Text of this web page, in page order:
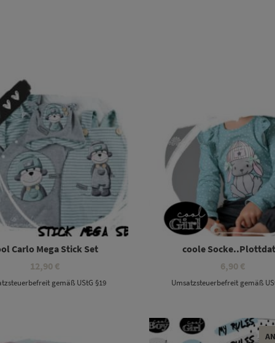
Carlo Mega Stick Set
12,90 €
gemäß UStG §19
coole
6,90 €
Umsatzsteuerbefreit gemäß